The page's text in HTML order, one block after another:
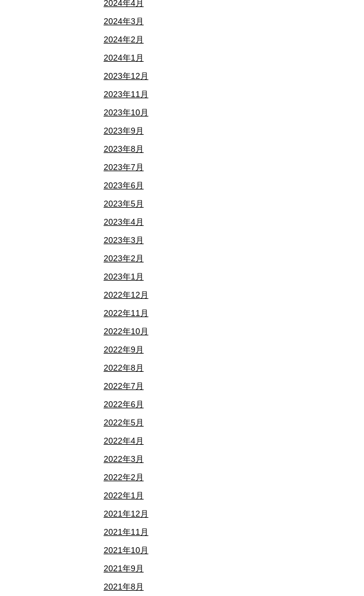
2024年4月
2024年3月
2024年2月
2024年1月
2023年12月
2023年11月
2023年10月
2023年9月
2023年8月
2023年7月
2023年6月
2023年5月
2023年4月
2023年3月
2023年2月
2023年1月
2022年12月
2022年11月
2022年10月
2022年9月
2022年8月
2022年7月
2022年6月
2022年5月
2022年4月
2022年3月
2022年2月
2022年1月
2021年12月
2021年11月
2021年10月
2021年9月
2021年8月